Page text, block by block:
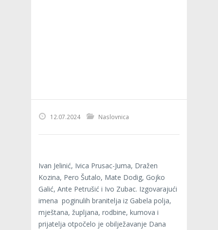
12.07.2024 Naslovnica
Ivan Jelinić, Ivica Prusac-Juma, Dražen
Kozina, Pero Šutalo, Mate Dodig, Gojko
Galić, Ante Petrušić i Ivo Zubac. Izgovarajući
imena poginulih branitelja iz Gabela polja,
mještana, župljana, rodbine, kumova i
prijatelja otpočelo je obilježavanje Dana